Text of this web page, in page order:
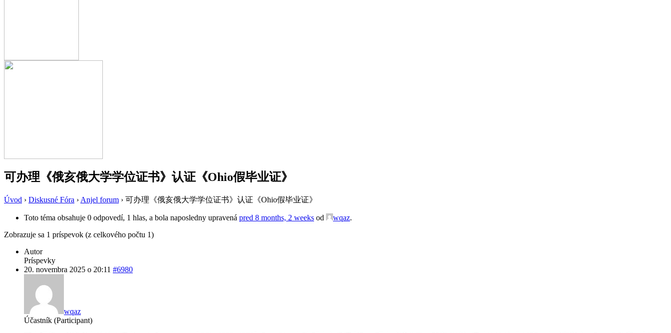
可办理《俄亥俄大学学位证书》认证《Ohio假毕业证》
Úvod › Diskusné Fóra › Anjel forum › 可办理《俄亥俄大学学位证书》认证《Ohio假毕业证》
Toto téma obsahuje 0 odpovedí, 1 hlas, a bola naposledny upravená pred 8 months, 2 weeks od wqaz.
Zobrazuje sa 1 príspevok (z celkového počtu 1)
Autor
Príspevky
20. novembra 2025 o 20:11 #6980
wqaz
Účastník (Participant)